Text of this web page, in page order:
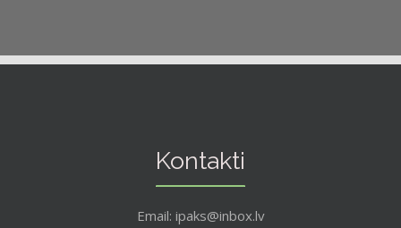
Kontakti
Email: ipaks@inbox.lv